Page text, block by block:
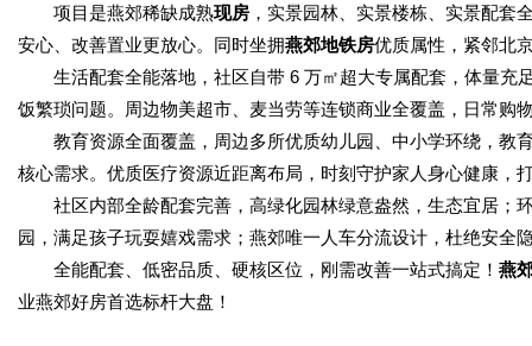
项目是燕郊稀缺成熟现房 ，实景园林、实景楼栋、实景配套
安心、改善置业更放心。同时坐拥燕郊地铁房优质属性，紧邻北
生活配套全能落地，社区自带 6 万㎡超大专属配套，体量
饭繁琐问题。周边物美超市、麦当劳等连锁商业全覆盖，日常购
教育资源全面覆盖，周边多所优质幼儿园、中小学环绕，教
核心需求。优质医疗资源近距离布局，时刻守护家人身心健康，
社区内部全龄配套完善，高绿化园林绿意盎然，生态宜居；
园，满足孩子玩耍嬉戏需求；燕郊唯一人车分流设计，杜绝安全
全能配套、低密品质、硬核区位，刚需改善一站式搞定！ 燕
业燕郊好房首选标杆大盘！